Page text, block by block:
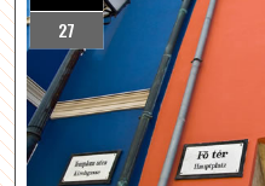
27